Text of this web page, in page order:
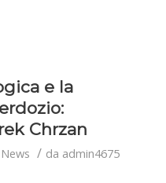
e la
Chrzan
News / da admin4675